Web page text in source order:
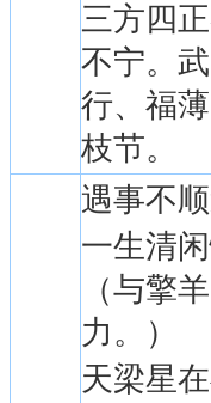
三方四
不宁。
行、福
枝节。
遇事不
一生清
（与擎
力。）
天梁星